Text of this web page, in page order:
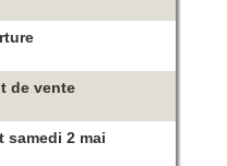
de vente
samedi 2 mai